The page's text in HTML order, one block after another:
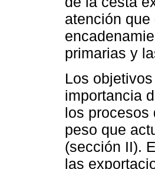
atención
primarias y
Los
importancia
los procesos
peso que
(sección II).
las